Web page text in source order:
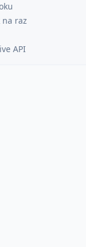
na raz
API